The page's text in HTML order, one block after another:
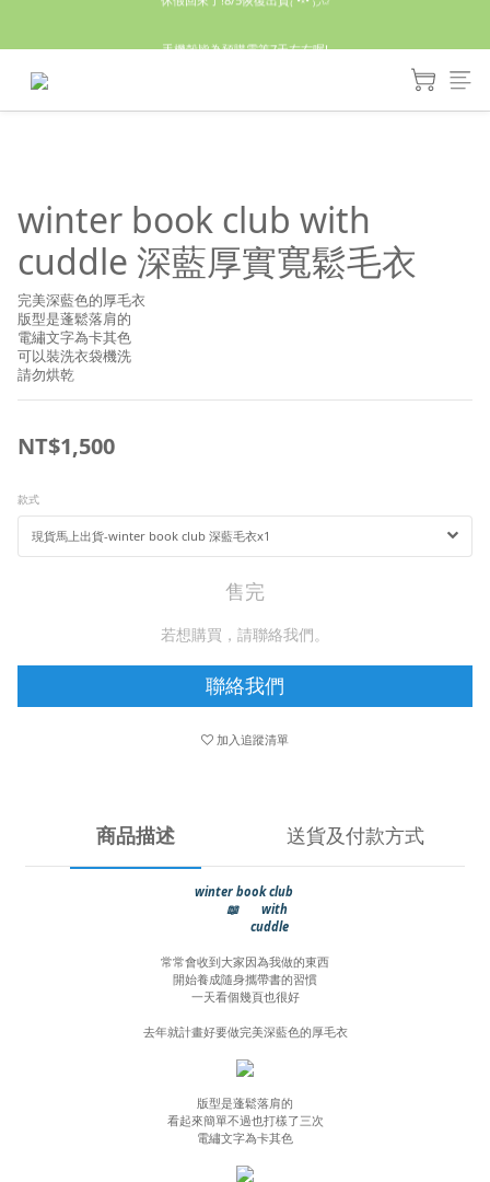
winter book club with
cuddle 深藍厚實寬鬆毛衣
完美深藍色的厚毛衣
版型是蓬鬆落肩的
電繡文字為卡其色
可以裝洗衣袋機洗
請勿烘乾
NT$1,500
款式
售完
若想購買，請聯絡我們。
聯絡我們
加入追蹤清單
商品描述 送貨及付款方式
winter book club
📖 with
cuddle
常常會收到大家因為我做的東西
開始養成隨身攜帶書的習慣
一天看個幾頁也很好
去年就計畫好要做完美深藍色的厚毛衣
版型是蓬鬆落肩的
看起來簡單不過也打樣了三次
電繡文字為卡其色